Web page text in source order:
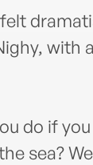
with
do if
sea?